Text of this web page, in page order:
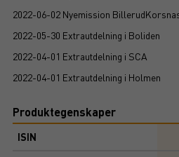
2022-06-02 Nyemission
2022-05-30 Extrautdelning i Boliden
2022-04-01 Extrautdelning i SCA
2022-04-01 Extrautdelning i Holmen
Produktegenskaper
ISIN